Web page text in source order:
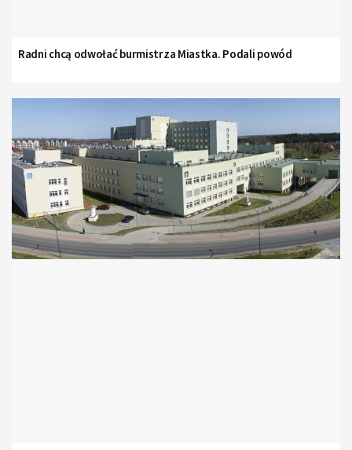
Radni chcą odwołać burmistrza Miastka. Podali powód